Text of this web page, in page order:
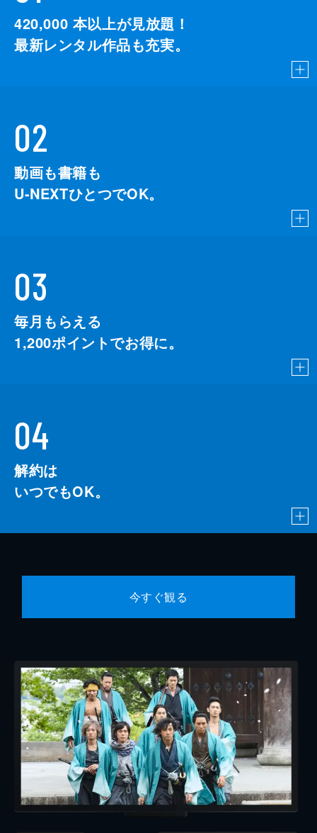
420,000 本以上が見放題！
最新レンタル作品も充実。
02
動画も書籍も
U-NEXTひとつでOK。
03
毎月もらえる
1,200ポイントでお得に。
04
解約は
いつでもOK。
今すぐ観る